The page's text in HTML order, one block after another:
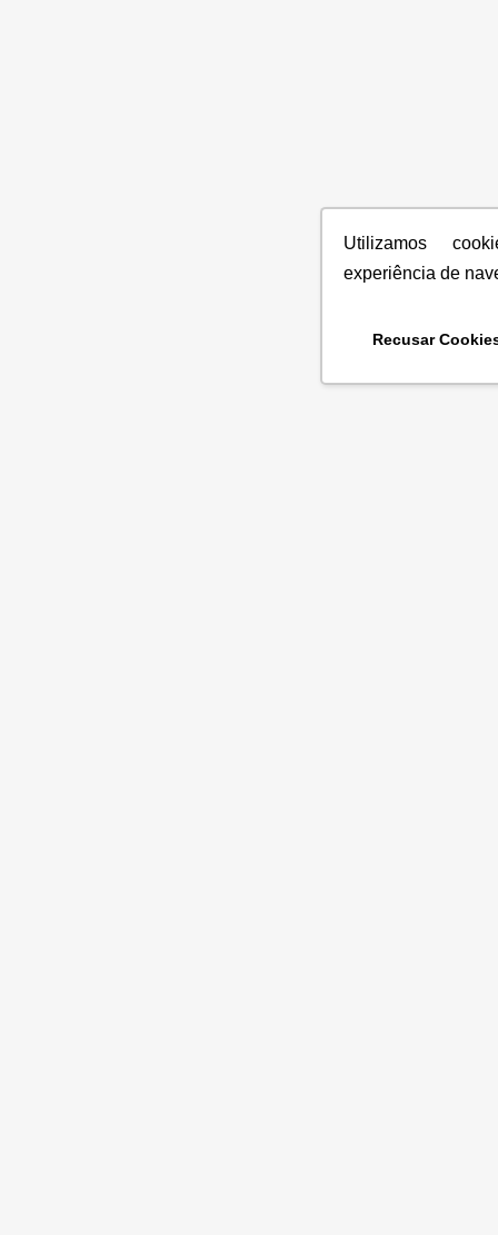
Utilizamos
experiência de
Recusar